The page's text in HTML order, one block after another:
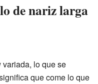
de nariz larga
lo que se
que come lo que